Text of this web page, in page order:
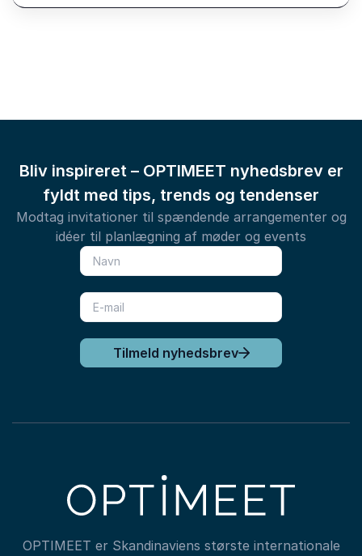
Bliv inspireret – OPTIMEET nyhedsbrev er
fyldt med tips, trends og tendenser
Modtag invitationer til spændende arrangementer og
idéer til planlægning af møder og events
Tilmeld nyhedsbrev
OPTIMEET er Skandinaviens største internationale